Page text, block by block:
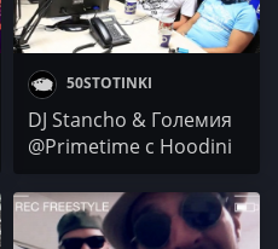
50STOTINKI
DJ Stancho & Големия
@Primetime с Hoodini